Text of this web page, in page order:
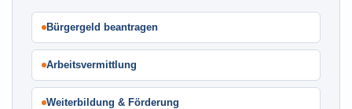
Bürgergeld beantragen
Arbeitsvermittlung
Weiterbildung & Förderung